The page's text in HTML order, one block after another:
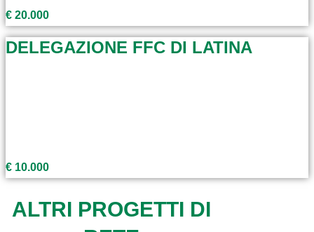
€ 20.000
DELEGAZIONE FFC DI LATINA
€ 10.000
ALTRI PROGETTI DI